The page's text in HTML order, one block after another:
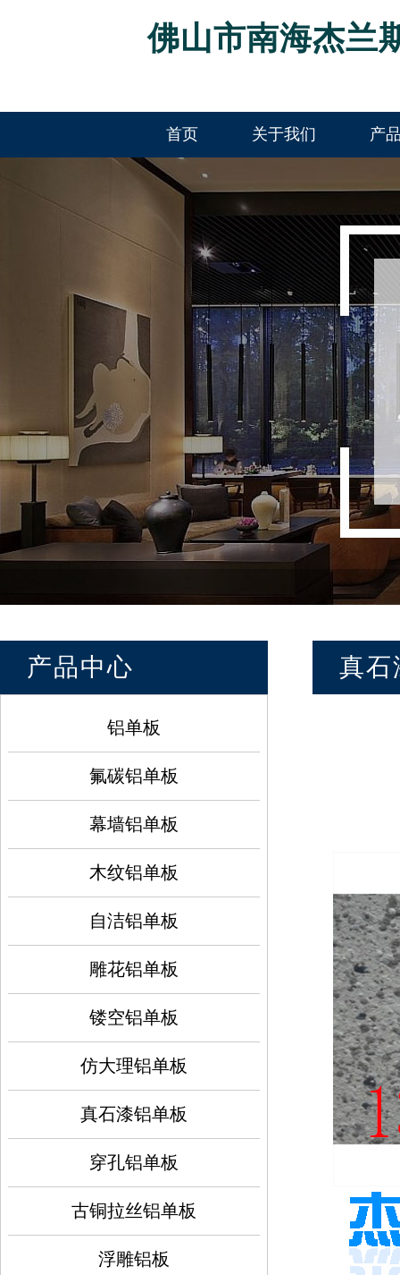
佛山市南海杰兰
首页 关于我们 产
产品中心
铝单板
氟碳铝单板
幕墙铝单板
木纹铝单板
自洁铝单板
雕花铝单板
镂空铝单板
仿大理铝单板
真石漆铝单板
穿孔铝单板
古铜拉丝铝单板
浮雕铝板
真石